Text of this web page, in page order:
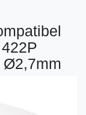
Ø2,7mm